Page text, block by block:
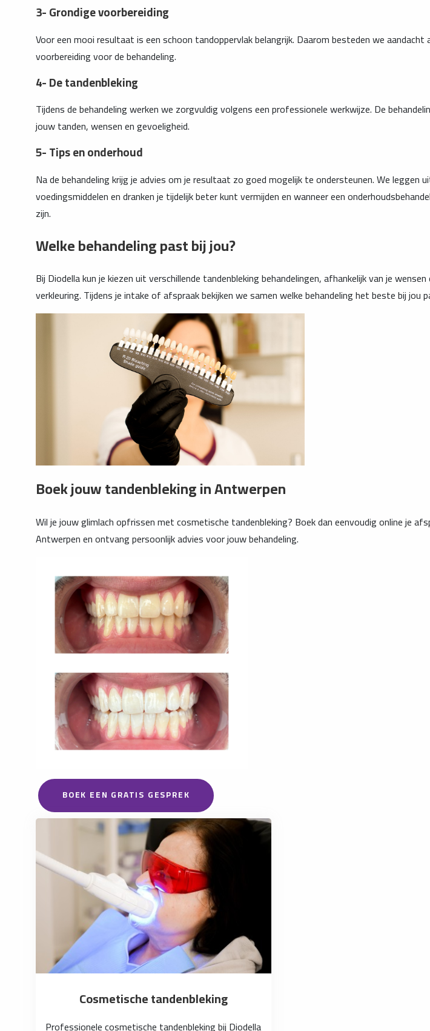
3- Grondige voorbereiding
Voor een mooi resultaat is een schoon tandoppervlak belangrijk. Daarom besteden we aandacht
voorbereiding voor de behandeling.
4- De tandenbleking
Tijdens de behandeling werken we zorgvuldig volgens een professionele werkwijze. De
jouw tanden, wensen en gevoeligheid.
5- Tips en onderhoud
Na de behandeling krijg je advies om je resultaat zo goed mogelijk te ondersteunen. We leggen
voedingsmiddelen en dranken je tijdelijk beter kunt vermijden en wanneer een
zijn.
Welke behandeling past bij jou?
Bij Diodella kun je kiezen uit verschillende tandenbleking behandelingen, afhankelijk van je
verkleuring. Tijdens je intake of afspraak bekijken we samen welke behandeling het beste bij jou
Boek jouw tandenbleking in Antwerpen
Wil je jouw glimlach opfrissen met cosmetische tandenbleking? Boek dan eenvoudig online je
Antwerpen en ontvang persoonlijk advies voor jouw behandeling.
BOEK EEN GRATIS GESPREK
Cosmetische tandenbleking
Professionele cosmetische tandenbleking bij Diodella